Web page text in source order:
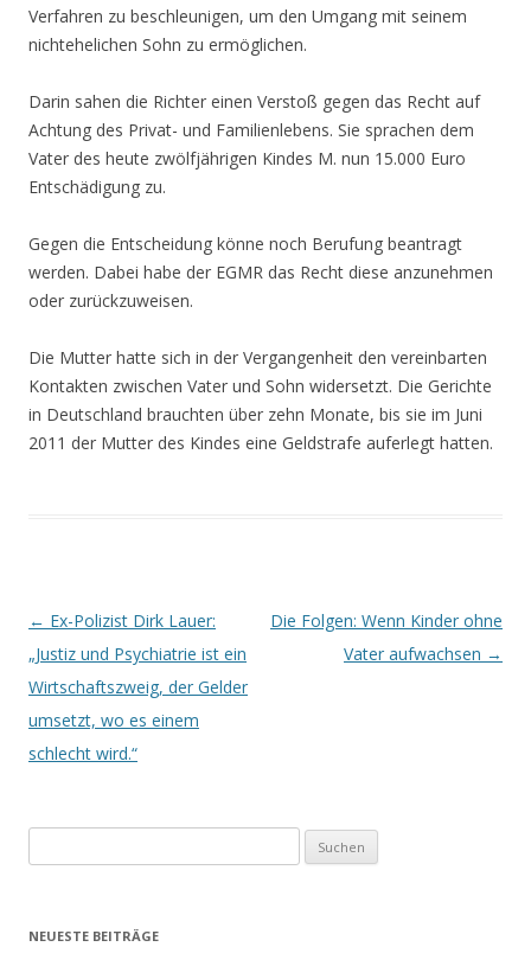
Verfahren zu beschleunigen, um den Umgang mit seinem
nichtehelichen Sohn zu ermöglichen.
Darin sahen die Richter einen Verstoß gegen das Recht auf
Achtung des Privat- und Familienlebens. Sie sprachen dem
Vater des heute zwölfjährigen Kindes M. nun 15.000 Euro
Entschädigung zu.
Gegen die Entscheidung könne noch Berufung beantragt
werden. Dabei habe der EGMR das Recht diese anzunehmen
oder zurückzuweisen.
Die Mutter hatte sich in der Vergangenheit den vereinbarten
Kontakten zwischen Vater und Sohn widersetzt. Die Gerichte
in Deutschland brauchten über zehn Monate, bis sie im Juni
2011 der Mutter des Kindes eine Geldstrafe auferlegt hatten.
Beitrags-
Navigation
← Ex-Polizist Dirk Lauer:
„Justiz und Psychiatrie ist ein
Wirtschaftszweig, der Gelder
umsetzt, wo es einem
schlecht wird.“
Die Folgen: Wenn Kinder ohne
Vater aufwachsen →
nach:
NEUESTE BEITRÄGE